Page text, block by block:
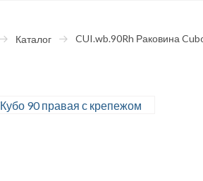
Каталог CUI.wb.90Rh Раковина